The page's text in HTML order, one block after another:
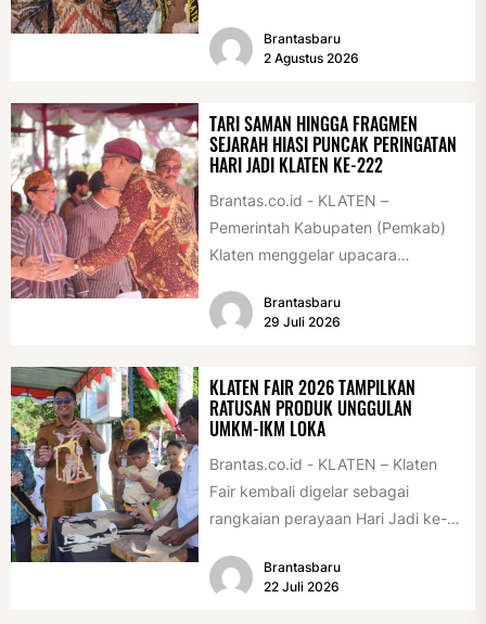
pelajar dan pemuda. Pengukuhan
tersebut digelar...
Brantasbaru
2 Agustus 2026
TARI SAMAN HINGGA FRAGMEN
SEJARAH HIASI PUNCAK PERINGATAN
HARI JADI KLATEN KE-222
Brantas.co.id - KLATEN –
Pemerintah Kabupaten (Pemkab)
Klaten menggelar upacara
di Alun-alun Klaten, Selasa
Brantasbaru
29 Juli 2026
KLATEN FAIR 2026 TAMPILKAN
RATUSAN PRODUK UNGGULAN
UMKM-IKM LOKA
Brantas.co.id - KLATEN – Klaten
Fair kembali digelar sebagai
rangkaian perayaan Hari Jadi ke-
Acara ini digelar...
Brantasbaru
22 Juli 2026